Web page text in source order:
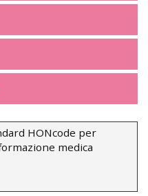
HONcode per
medica